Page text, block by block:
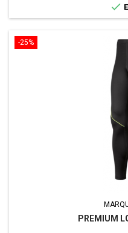

-25%
PREMIUM